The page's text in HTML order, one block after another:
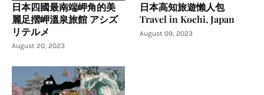
日本四國最南端岬角的美
麗足摺岬溫泉旅館 アシズ
リテルメ
August 20, 2023
日本高知旅遊懶人包
Travel in Kochi, Japan
August 09, 2023